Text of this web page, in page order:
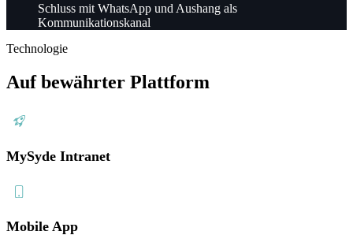
Schluss mit WhatsApp und Aushang als
Kommunikationskanal
Technologie
Auf bewährter Plattform
MySyde Intranet
Mobile App